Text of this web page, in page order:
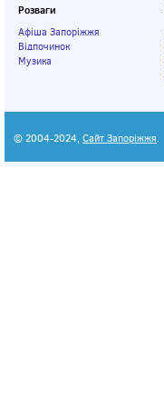
Розваги
Афіша Запоріжжя
Відпочинок
Музика
© 2004-2024, Сайт Запоріжжя.